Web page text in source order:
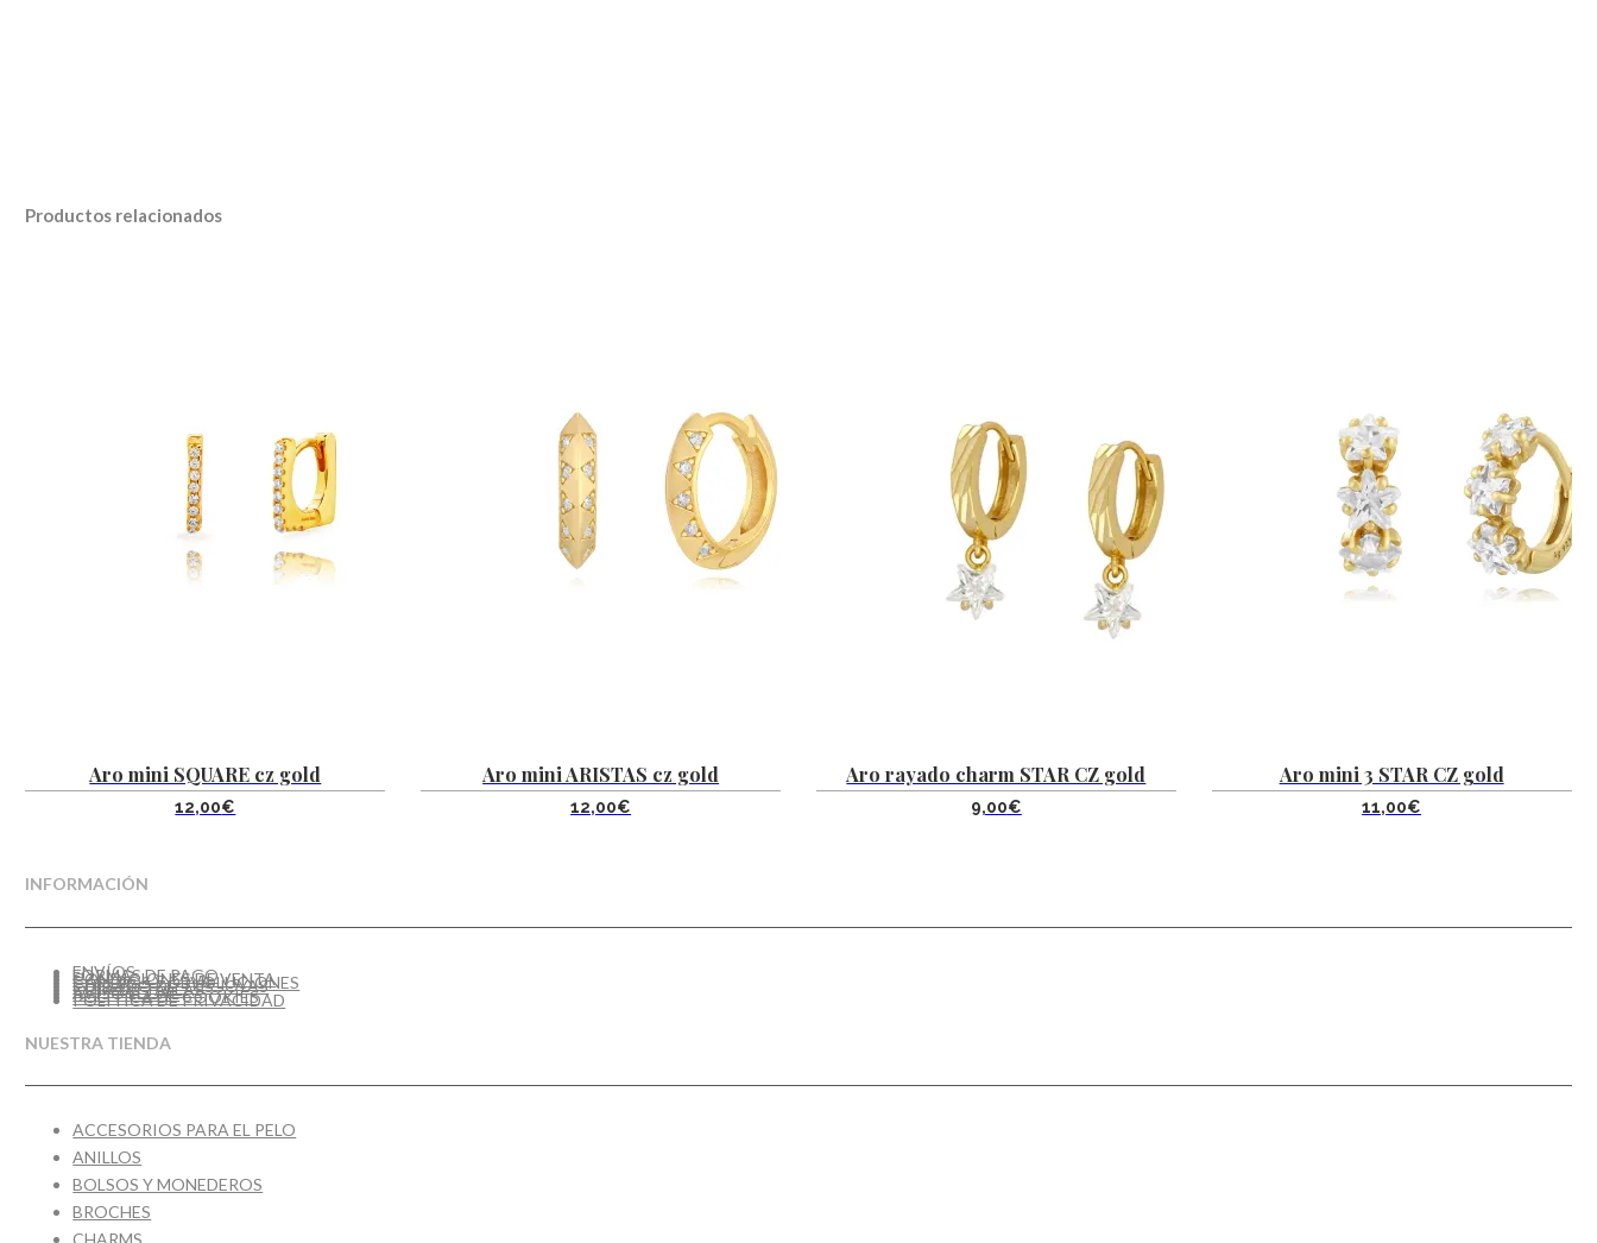
Productos relacionados
Aro mini SQUARE cz gold
12,00€
Aro mini ARISTAS cz gold
12,00€
Aro rayado charm STAR CZ gold
9,00€
Aro mini 3 STAR CZ gold
11,00€
INFORMACIÓN
ENVÍOS
FORMAS DE PAGO
CONDICIONES DE VENTA
CAMBIOS Y DEVOLUCIONES
CUIDADO DE TUS JOYAS
GUÍA DE TALLAS
AVISO LEGAL
POLÍTICA DE COOKIES
POLÍTICA DE PRIVACIDAD
NUESTRA TIENDA
ACCESORIOS PARA EL PELO
ANILLOS
BOLSOS Y MONEDEROS
BROCHES